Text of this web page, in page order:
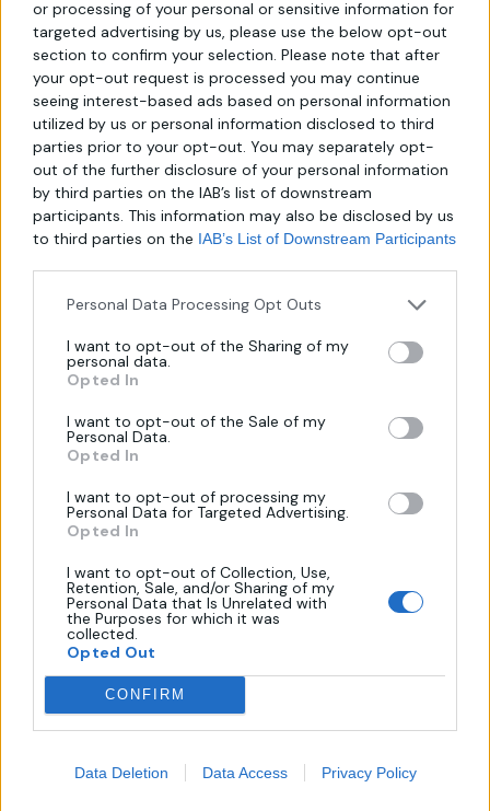
or processing of your personal or sensitive information for
targeted advertising by us, please use the below opt-out
section to confirm your selection. Please note that after
your opt-out request is processed you may continue
seeing interest-based ads based on personal information
utilized by us or personal information disclosed to third
parties prior to your opt-out. You may separately opt-
out of the further disclosure of your personal information
by third parties on the IAB’s list of downstream
participants. This information may also be disclosed by us
to third parties on the IAB’s List of Downstream Participants
Personal Data Processing Opt Outs
I want to opt-out of the Sharing of my
personal data.
Opted In
I want to opt-out of the Sale of my
Personal Data.
Opted In
I want to opt-out of processing my
Personal Data for Targeted Advertising.
Opted In
I want to opt-out of Collection, Use,
Retention, Sale, and/or Sharing of my
Personal Data that Is Unrelated with
the Purposes for which it was
collected.
Opted Out
CONFIRM
Data Deletion Data Access Privacy Policy
Κατηγορία:Καθρέπτες Μπάνιου
Share :
Περιγραφή Αξιολογήσεις (0)
είναι δημιουργημένος με επιδεξιότητα από εξαιρετικά υλικά. Κάθε
αίσθηση πολυτέλειας και κομψότητας.
Related Products